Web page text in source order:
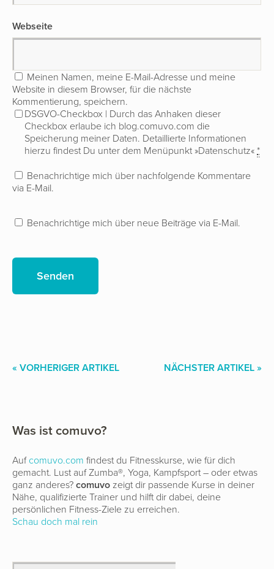
Webseite
Meinen Namen, meine E-Mail-Adresse und meine
Website in diesem Browser, für die nächste
Kommentierung, speichern.
DSGVO-Checkbox | Durch das Anhaken dieser
Checkbox erlaube ich blog.comuvo.com die
Speicherung meiner Daten. Detaillierte Informationen
hierzu findest Du unter dem Menüpunkt »Datenschutz« *
Benachrichtige mich über nachfolgende Kommentare
via E-Mail.
Benachrichtige mich über neue Beiträge via E-Mail.
NÄCHSTER ARTIKEL »
« VORHERIGER ARTIKEL
Was ist comuvo?
Auf comuvo.com findest du Fitnesskurse, wie für dich
gemacht. Lust auf Zumba®, Yoga, Kampfsport – oder etwas
ganz anderes? comuvo zeigt dir passende Kurse in deiner
Nähe, qualifizierte Trainer und hilft dir dabei, deine
persönlichen Fitness-Ziele zu erreichen.
Schau doch mal rein